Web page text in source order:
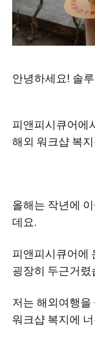
안녕하세요! 솔
피앤피시큐어에
해외 워크샵 복
올해는 작년에 이
데요.
피앤피시큐어에
굉장히 두근거렸
저는 해외여행을
워크샵 복지에